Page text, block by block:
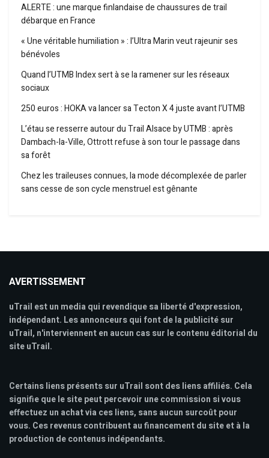
ALERTE : une marque finlandaise de chaussures de trail
débarque en France
« Une véritable humiliation » : l’Ultra Marin veut rajeunir ses
bénévoles
Quand l’UTMB Index sert à se la ramener sur les réseaux
sociaux
250 euros : HOKA va lancer sa Tecton X 4 juste avant l’UTMB
L’étau se resserre autour du Trail Alsace by UTMB : après
Dambach-la-Ville, Ottrott refuse à son tour le passage dans
sa forêt
Chez les traileuses connues, la mode décomplexée de parler
sans cesse de son cycle menstruel est gênante
AVERTISSEMENT
uTrail est un media qui revendique sa liberté d'expression,
indépendant. Les annonceurs qui font de la publicité sur
uTrail, n'interviennent en aucun cas sur le contenu éditorial du
site uTrail.
Certains liens présents sur uTrail sont des liens affiliés. Cela
signifie que le site peut percevoir une commission si vous
effectuez un achat via ces liens, sans aucun surcoût pour
vous. Ces revenus contribuent au financement du site et à la
production de contenus indépendants.